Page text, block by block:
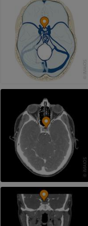
PREMIUM
Arterie ed ossa della gamba
GRATUITO
Angiografia dell’arto
inferiore (DSA)
Angiografia
GRATUITO